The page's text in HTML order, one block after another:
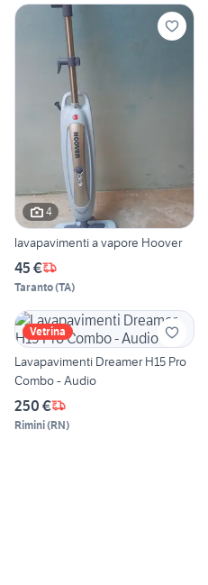
4
lavapavimenti a vapore Hoover
45 €
Taranto(TA)
Vetrina
Lavapavimenti Dreamer H15 Pro
Combo - Audio
250 €
Rimini(RN)